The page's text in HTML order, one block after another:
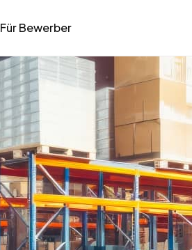
Für Bewerber